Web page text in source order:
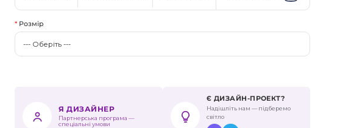
Розмір
Я ДИЗАЙНЕР
Партнерська програма —
спеціальні умови
Є ДИЗАЙН-ПРОЕКТ?
Надішліть нам — підберемо
світло